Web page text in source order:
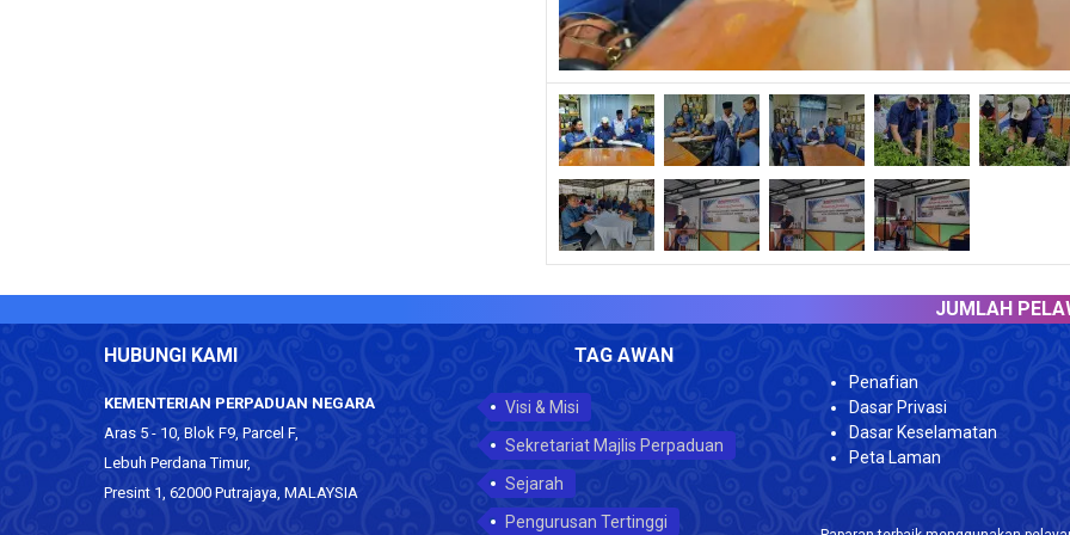
JUMLAH PELAWAT :
HUBUNGI KAMI
KEMENTERIAN PERPADUAN NEGARA
Aras 5 - 10, Blok F9, Parcel F,
Lebuh Perdana Timur,
Presint 1, 62000 Putrajaya, MALAYSIA
TAG AWAN
Visi & Misi
Sekretariat Majlis Perpaduan
Sejarah
Pengurusan Tertinggi
Penafian
Dasar Privasi
Dasar Keselamatan
Peta Laman